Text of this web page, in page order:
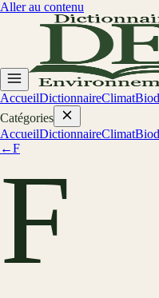
Aller au contenu
AccueilDictionnaireClimat
Catégories
AccueilDictionnaireClimat
←F
F